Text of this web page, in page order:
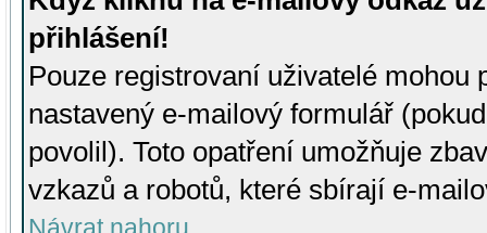
přihlášení!
Pouze registrovaní uživatelé mohou
nastavený e-mailový formulář
povolil). Toto opatření umožňuje
vzkazů a robotů, které sbírají e-